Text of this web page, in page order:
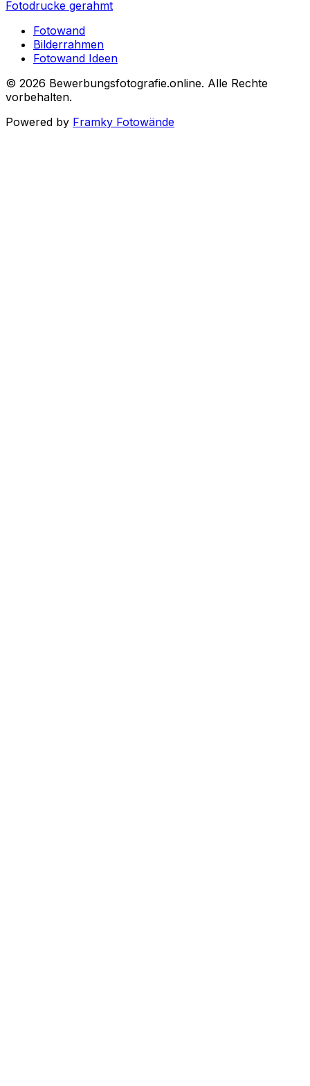
Fotodrucke gerahmt
Fotowand
Bilderrahmen
Fotowand Ideen
© 2026 Bewerbungsfotografie.online. Alle Rechte
vorbehalten.
Powered by Framky Fotowände